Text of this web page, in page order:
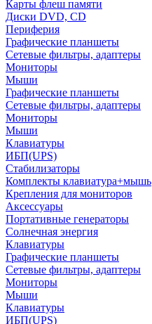
Карты флеш памяти
Диски DVD, CD
Периферия
Графические планшеты
Сетевые фильтры, адаптеры
Мониторы
Мыши
Графические планшеты
Сетевые фильтры, адаптеры
Мониторы
Мыши
Клавиатуры
ИБП(UPS)
Стабилизаторы
Комплекты клавиатура+мышь
Крепления для мониторов
Аксессуары
Портативные генераторы
Солнечная энергия
Клавиатуры
Графические планшеты
Сетевые фильтры, адаптеры
Мониторы
Мыши
Клавиатуры
ИБП(UPS)